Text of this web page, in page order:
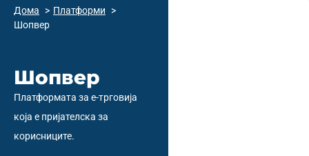
Дома
Платформи
Шопвер
Шопвер
Платформата за е-трговија
која е пријателска за
корисниците.